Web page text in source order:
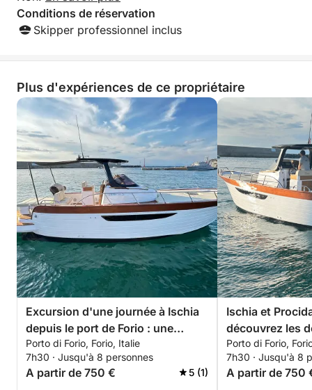
Conditions de réservation
Skipper professionnel inclus
Plus d'expériences de ce propriétaire
Excursion d'une journée à Ischia
depuis le port de Forio : une
excursion en bateau autour de
l'île verte
Porto di Forio, Forio, Italie
7h30 · Jusqu'à 8 personnes
A partir de 750 € 5 (1)
Ischia et
découvrez les
excursion
Porto di Forio,
7h30 · Jusqu'à 8
A partir de 750